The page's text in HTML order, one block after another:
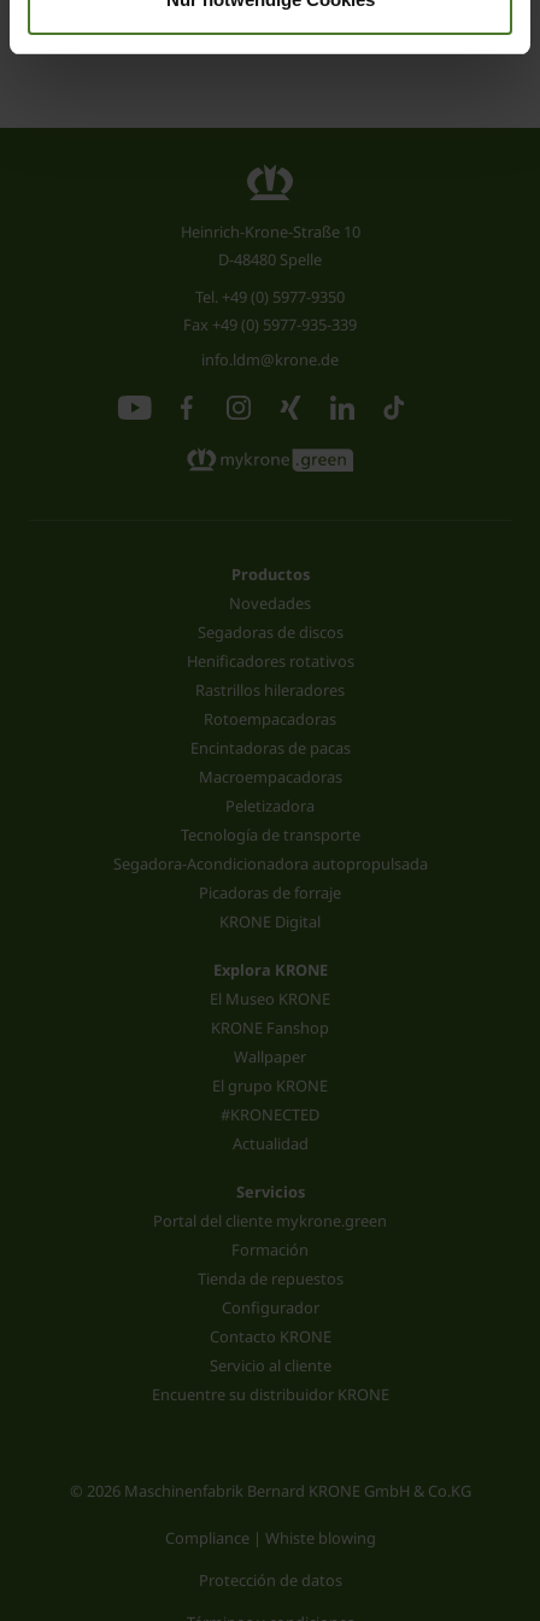
Heinrich-Krone-Straße 10
D-48480 Spelle
Tel. +49 (0) 5977-9350
Fax +49 (0) 5977-935-339
info.ldm@krone.de
Productos
Novedades
Segadoras de discos
Henificadores rotativos
Rastrillos hileradores
Rotoempacadoras
Encintadoras de pacas
Macroempacadoras
Peletizadora
Tecnología de transporte
Segadora-Acondicionadora autopropulsada
Picadoras de forraje
KRONE Digital
Explora KRONE
El Museo KRONE
KRONE Fanshop
Wallpaper
El grupo KRONE
#KRONECTED
Actualidad
Servicios
Portal del cliente mykrone.green
Formación
Tienda de repuestos
Configurador
Contacto KRONE
Servicio al cliente
Encuentre su distribuidor KRONE
© 2026 Maschinenfabrik Bernard KRONE GmbH & Co.KG
Compliance | Whiste blowing
Protección de datos